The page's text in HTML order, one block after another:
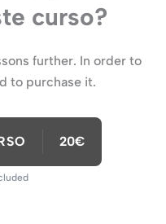
curso?
further. In order to
to purchase it.
20€